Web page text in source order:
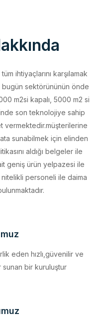
ihtiyaçlarını karşılamak
m2si kapalı, 5000 m2 si
son teknolojiye sahip
vermektedir.müşterilerine
sunabilmek için elinden
aldığı belgeler ile
geniş ürün yelpazesi ile
personeli ile daima
eden hızlı,güvenilir ve
faydalarını gözeten bir